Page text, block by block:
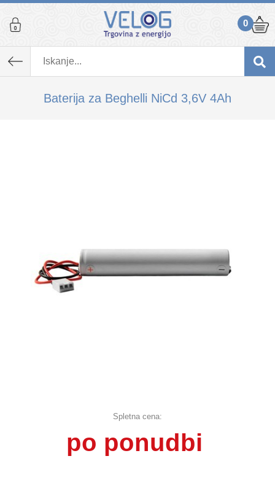
0
Baterija za Beghelli NiCd 3,6V 4Ah
Spletna cena:
po ponudbi
K izdelku, ki ste ga dodali v košarico,
priporočamo tudi...